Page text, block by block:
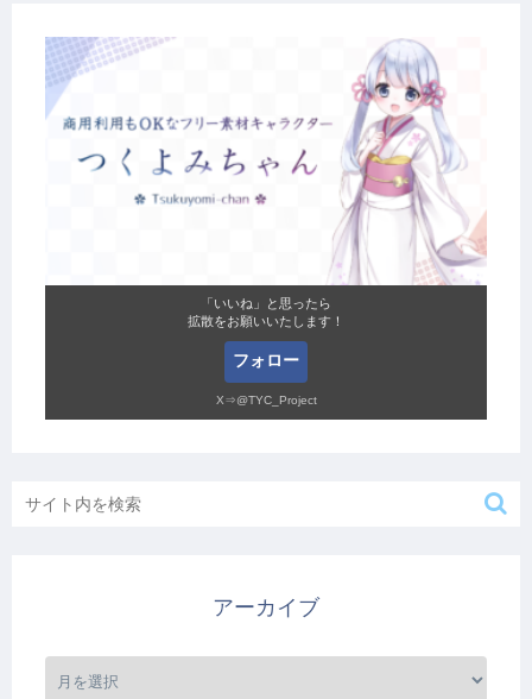
「いいね」と思ったら
拡散をお願いいたします！
フォロー
X⇒@TYC_Project
アーカイブ